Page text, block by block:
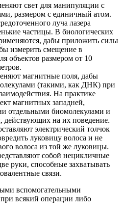
свет для манипуляции с
размером с единичный атом.
луча лазера
частицы. В биологических
дабы приложить силы
измерить смещение в
объектов размером от 10
магнитные поля, дабы
(такими, как ДНК) при
На практике
магнитных западней,
отдельными биомолекулами и
действующих на их поведение.
электрический толчок
луковицу волоса и не
волоса из той же луковицы.
собой нецикличные
руки, способные захватывать
связи.
вспомогательными
всякий операции либо